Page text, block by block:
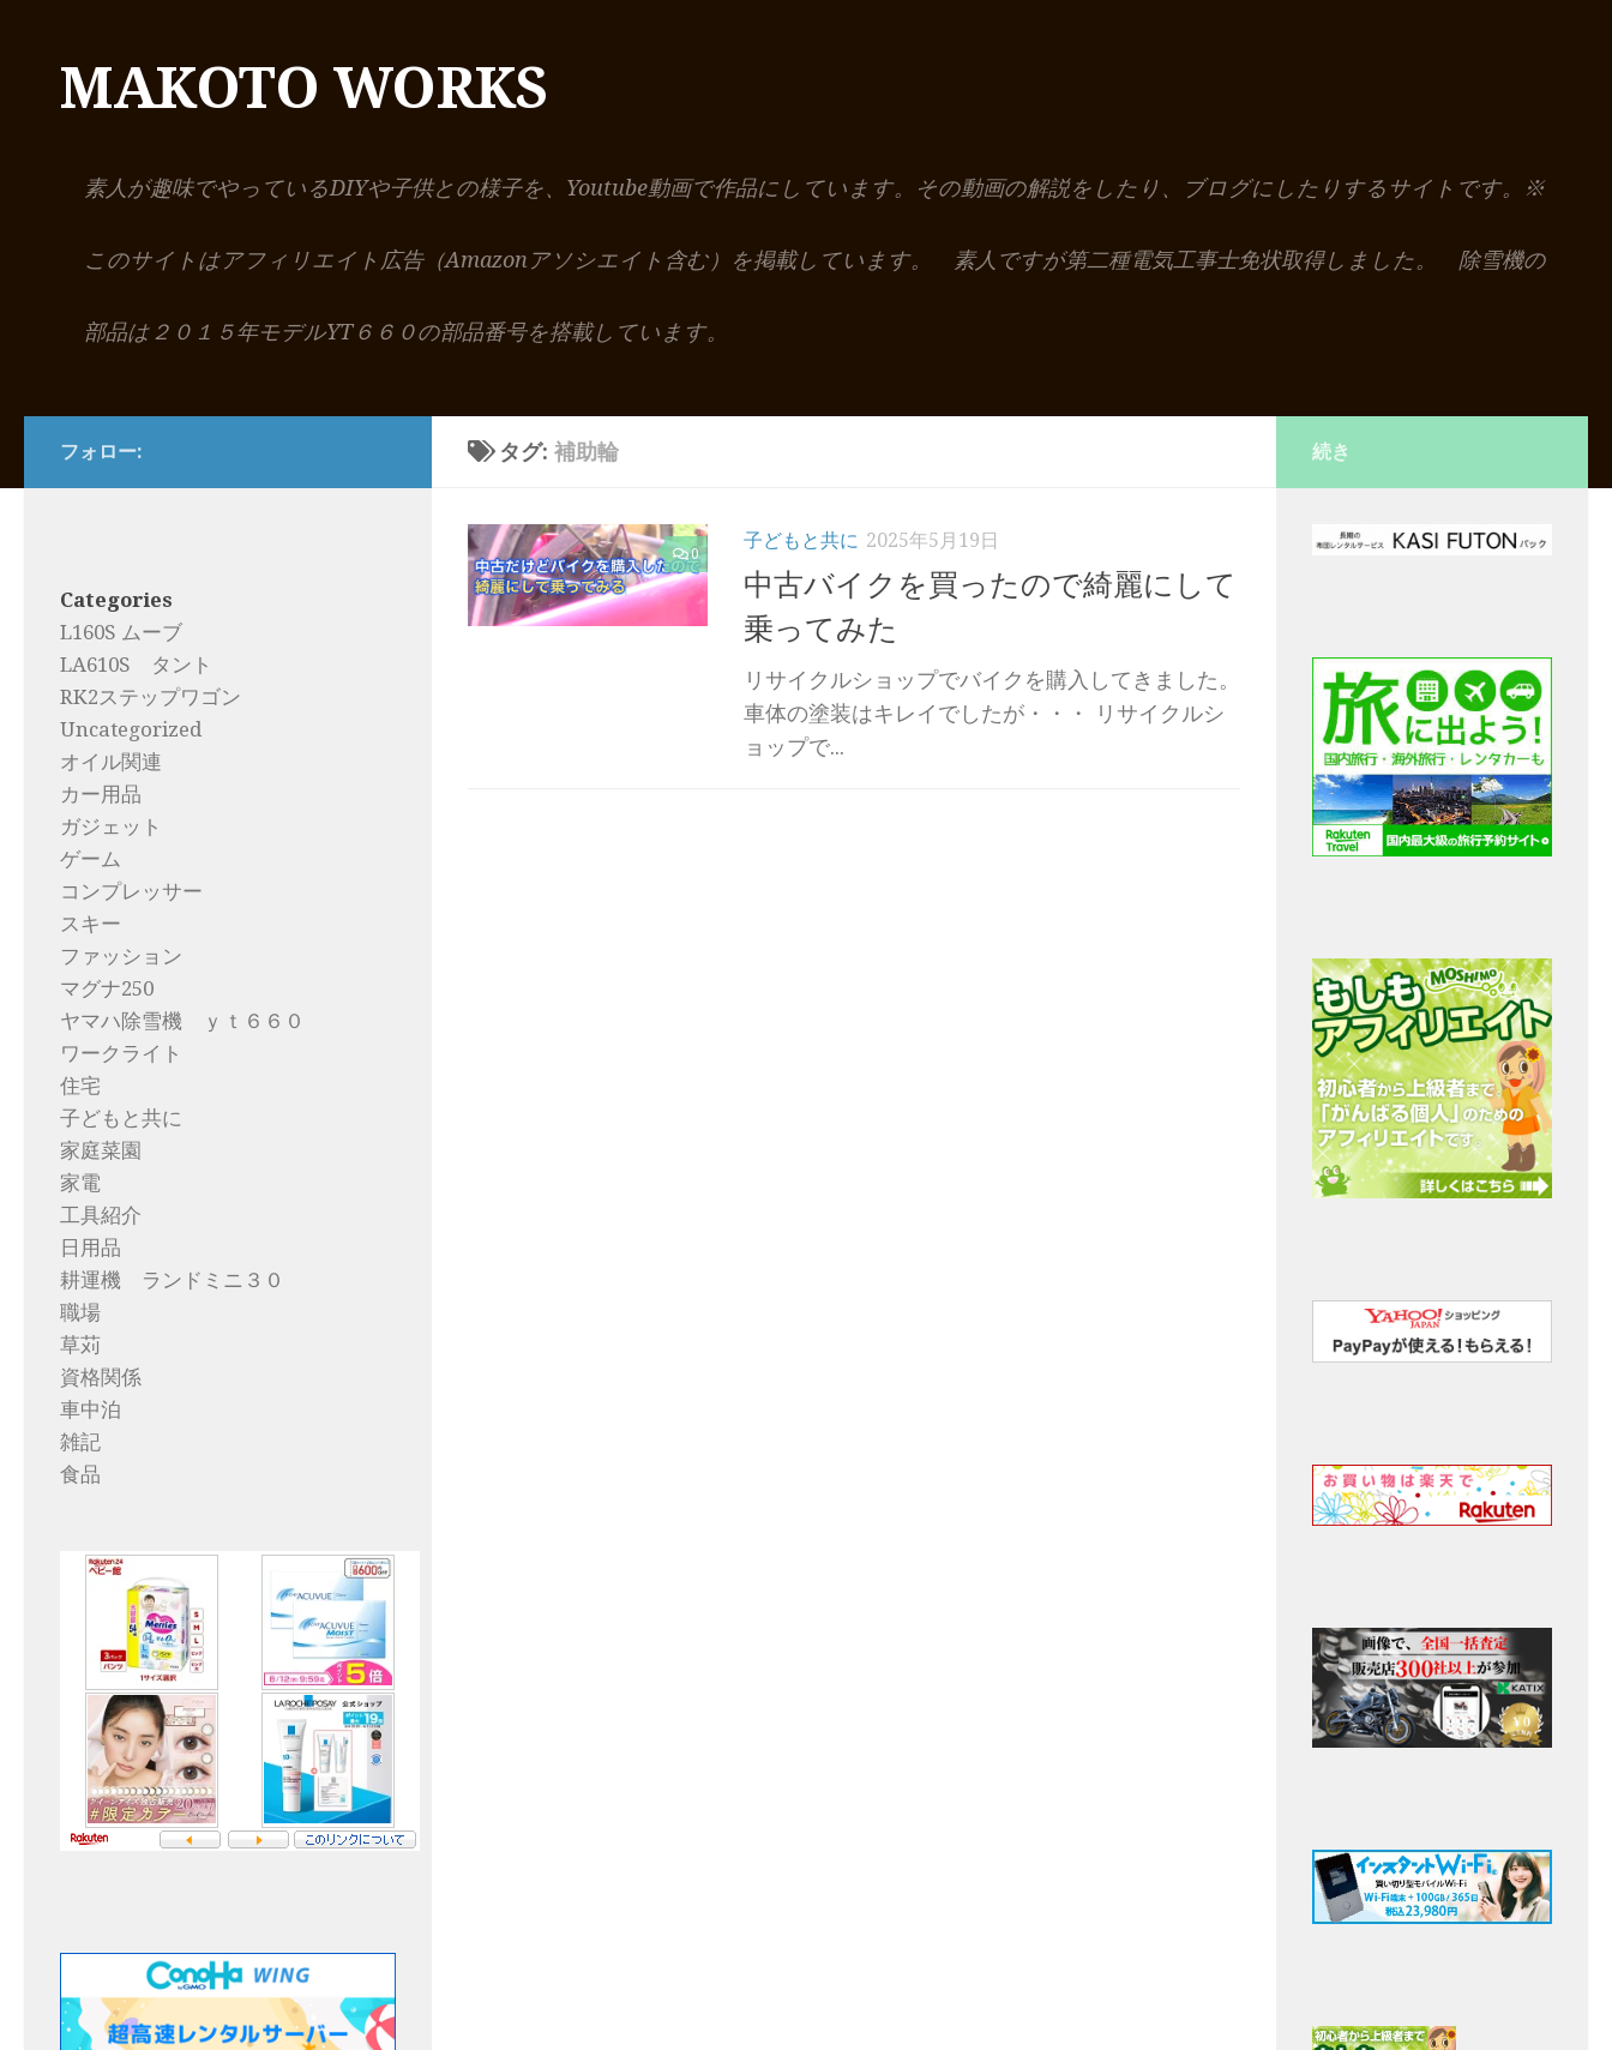
MAKOTO WORKS
素人が趣味でやっているDIYや子供との様子を、Youtube動画で作品にしています。その動画の解説をしたり、ブログにしたりするサイトです。※
このサイトはアフィリエイト広告（Amazonアソシエイト含む）を掲載しています。 素人ですが第二種電気工事士免状取得しました。 除雪機の
部品は２０１５年モデルYT６６０の部品番号を搭載しています。
タグ:補助輪
0
子どもと共に 2025年5月19日
中古バイクを買ったので綺麗にして
乗ってみた
リサイクルショップでバイクを購入してきました。
車体の塗装はキレイでしたが・・・ リサイクルシ
ョップで...
フォロー:
Categories
L160S ムーブ
LA610S タント
RK2ステップワゴン
Uncategorized
オイル関連
カー用品
ガジェット
ゲーム
コンプレッサー
スキー
ファッション
マグナ250
ヤマハ除雪機 ｙｔ６６０
ワークライト
住宅
子どもと共に
家庭菜園
家電
工具紹介
日用品
耕運機 ランドミニ３０
職場
草苅
資格関係
車中泊
雑記
食品
続き